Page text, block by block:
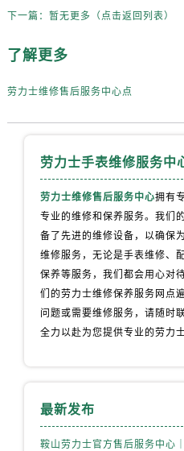
下一篇： 暂无更多（点击返回列表）
了解更多
劳力士维修售后服务中心点
劳力士手表维修服务中
劳力士维修售后服务中心拥有
专业的维修和保养服务。我们
备了先进的维修设备，以确保
维修服务，无论是手表维修、
保养等服务，我们都会用心对
们的劳力士维修保养服务网点
问题或需要维修服务，请随时
全力以赴为您提供专业的劳力
最新发布